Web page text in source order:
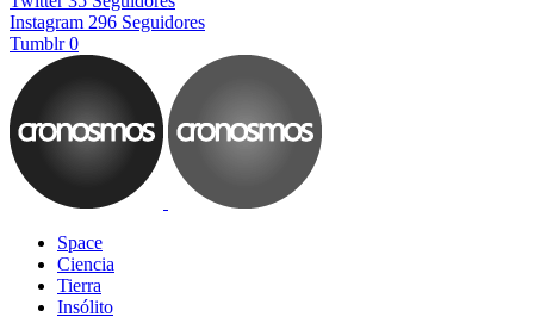
Instagram 296 Seguidores
Tumblr 0
Space
Ciencia
Tierra
Insólito